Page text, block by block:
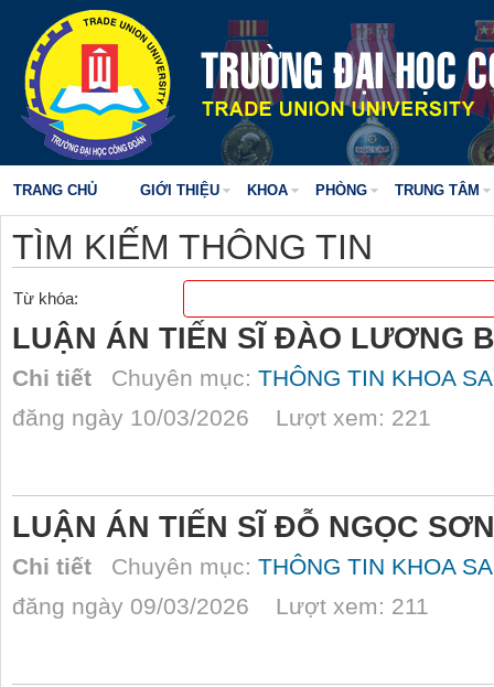
TRANG CHỦ GIỚI THIỆU KHOA PHÒNG TRUNG TÂM
TÌM KIẾM THÔNG TIN
Từ khóa:
LUẬN ÁN TIẾN SĨ ĐÀO LƯƠNG
Chi tiết Chuyên mục: THÔNG TIN KHOA
đăng ngày 10/03/2026 Lượt xem: 221
LUẬN ÁN TIẾN SĨ ĐỖ NGỌC SƠN
Chi tiết Chuyên mục: THÔNG TIN KHOA
đăng ngày 09/03/2026 Lượt xem: 211